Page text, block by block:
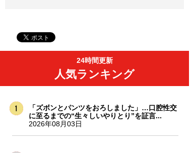
24時間更新
人気ランキング
「ズボンとパンツをおろしました」…口腔性交
に至るまでの“生々しいやりとり”を証言...
2026年08月03日